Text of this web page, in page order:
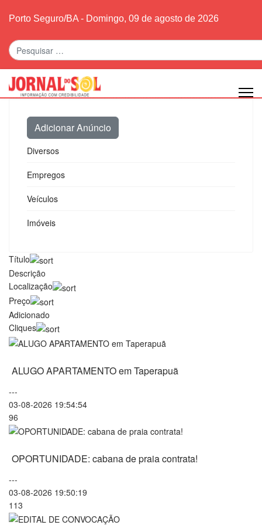
Porto Seguro/BA - Domingo, 09 de agosto de 2026
Pesquisar
Adicionar Anúncio
Diversos
Empregos
Veículos
Imóveis
Título
Descrição
Localização
Preço
Adicionado
Cliques
ALUGO APARTAMENTO em Taperapuã
---
03-08-2026 19:54:54
96
OPORTUNIDADE: cabana de praia contrata!
---
03-08-2026 19:50:19
113